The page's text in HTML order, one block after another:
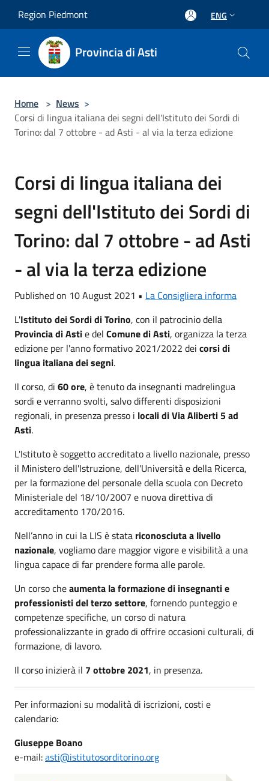
Region Piedmont ENG
Provincia di Asti
Home > News >
Corsi di lingua italiana dei segni dell'Istituto dei Sordi di
Torino: dal 7 ottobre - ad Asti - al via la terza edizione
Corsi di lingua italiana dei
segni dell'Istituto dei Sordi di
Torino: dal 7 ottobre - ad Asti
- al via la terza edizione
Published on 10 August 2021 • La Consigliera informa
L'Istituto dei Sordi di Torino, con il patrocinio della
Provincia di Astie del Comune di Asti, organizza la terza
edizione per l'anno formativo 2021/2022 dei corsi di
lingua italiana dei segni.
Il corso, di 60 ore, è tenuto da insegnanti madrelingua
sordi e verranno svolti, salvo differenti disposizioni
regionali, in presenza presso i locali di Via Aliberti 5 ad
Asti.
L'Istituto è soggetto accreditato a livello nazionale, presso
il Ministero dell'Istruzione, dell'Università e della Ricerca,
per la formazione del personale della scuola con Decreto
Ministeriale del 18/10/2007 e nuova direttiva di
accreditamento 170/2016.
Nell’anno in cui la LIS è stata riconosciuta a livello
nazionale, vogliamo dare maggior vigore e visibilità a una
lingua capace di far prendere forma alle parole.
Un corso cheaumenta la formazione di insegnanti e
professionisti del terzo settore, fornendo punteggio e
competenze specifiche, un corso di natura
professionalizzante in grado di offrire occasioni culturali, di
formazione, di lavoro.
Il corso inizierà il 7 ottobre 2021, in presenza.
Per informazioni su modalità di iscrizioni, costi e
calendario:
Giuseppe Boano
e-mail:asti@istitutosorditorino.org